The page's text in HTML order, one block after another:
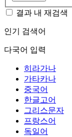
결과 내 재검색
인기 검색어
다국어 입력
히라가나
가타카나
중국어
한글고어
그리스문자
프랑스어
독일어